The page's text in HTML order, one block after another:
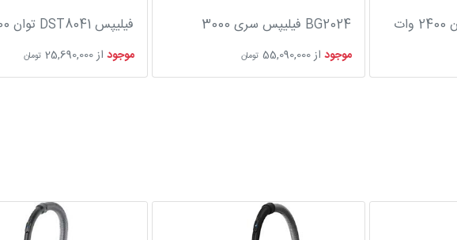
BG2024 فیلیپس سری 3000
موجود از55,090,000 تومان
فیلیپس DST8041 توان 3000 وات
موجود از25,690,000 تومان